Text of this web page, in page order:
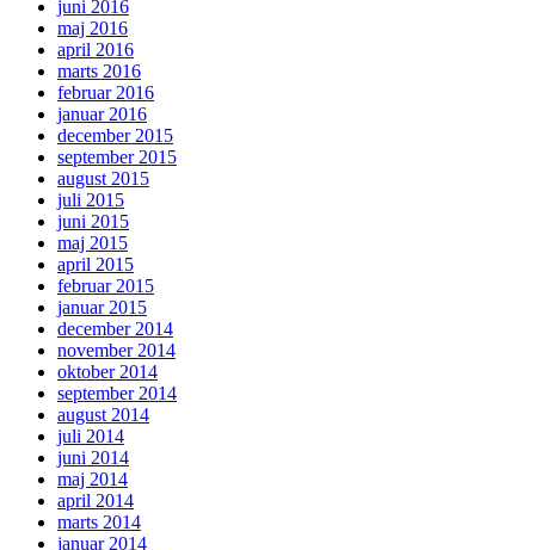
juni 2016
maj 2016
april 2016
marts 2016
februar 2016
januar 2016
december 2015
september 2015
august 2015
juli 2015
juni 2015
maj 2015
april 2015
februar 2015
januar 2015
december 2014
november 2014
oktober 2014
september 2014
august 2014
juli 2014
juni 2014
maj 2014
april 2014
marts 2014
januar 2014